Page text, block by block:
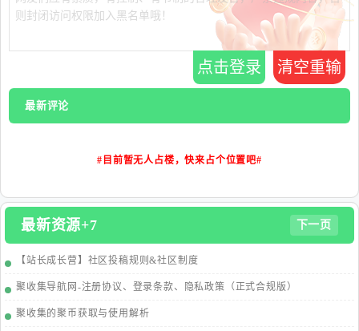
点击登录 清空重输
最新评论
#目前暂无人占楼，快来占个位置吧#
最新资源+7 下一页
【站长成长营】社区投稿规则&社区制度
聚收集导航网-注册协议、登录条款、隐私政策（正式合规版）
聚收集的聚币获取与使用解析